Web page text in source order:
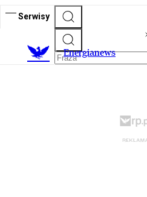
Serwisy
Energianews